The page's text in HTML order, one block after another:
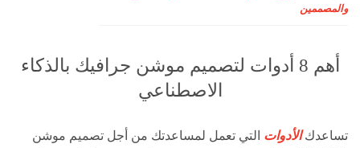
والمصممين
أهم 8 أدوات لتصميم موشن جرافيك بالذكاء
الاصطناعي
تساعدكالأدوات التي تعمل لمساعدتك من أجل تصميم موشن